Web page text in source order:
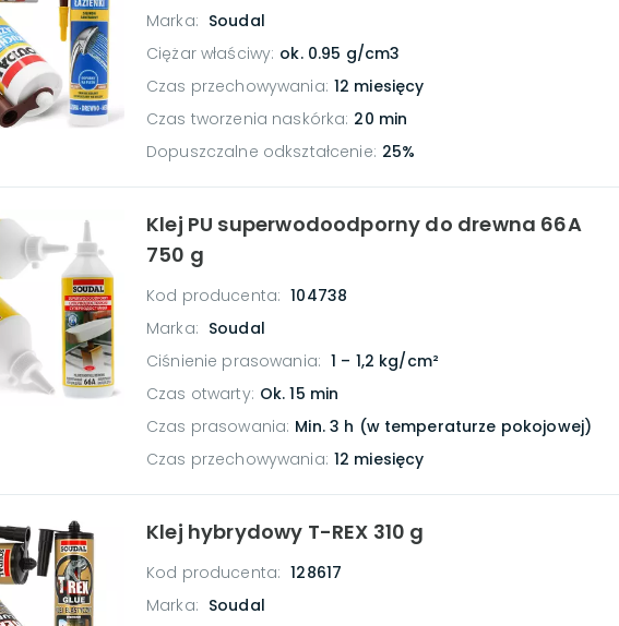
Marka: Soudal
Ciężar właściwy: ok. 0.95 g/cm3
Czas przechowywania: 12 miesięcy
Czas tworzenia naskórka: 20 min
Dopuszczalne odkształcenie: 25%
Klej PU superwodoodporny do drewna 66A
750 g
Kod producenta: 104738
Marka: Soudal
Ciśnienie prasowania: 1 – 1,2 kg/cm²
Czas otwarty: Ok. 15 min
Czas prasowania: Min. 3 h (w temperaturze pokojowej)
Czas przechowywania: 12 miesięcy
Klej hybrydowy T-REX 310 g
Kod producenta: 128617
Marka: Soudal